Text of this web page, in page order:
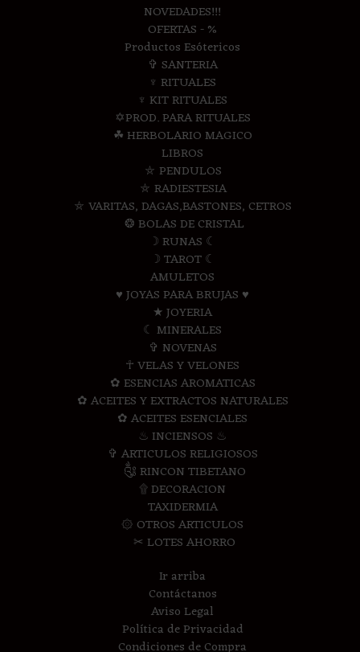
NOVEDADES!!!
OFERTAS - %
Productos Esótericos
✞ SANTERIA
♆ RITUALES
♆ KIT RITUALES
✡PROD. PARA RITUALES
☘ HERBOLARIO MAGICO
LIBROS
⛤ PENDULOS
⛤ RADIESTESIA
⛤ VARITAS, DAGAS,BASTONES, CETROS
❂ BOLAS DE CRISTAL
☽ RUNAS ☾
☽ TAROT ☾
AMULETOS
♥ JOYAS PARA BRUJAS ♥
★ JOYERIA
☾ MINERALES
✞ NOVENAS
☥ VELAS Y VELONES
✿ ESENCIAS AROMATICAS
✿ ACEITES Y EXTRACTOS NATURALES
✿ ACEITES ESENCIALES
♨ INCIENSOS ♨
✞ ARTICULOS RELIGIOSOS
༃ RINCON TIBETANO
۩ DECORACION
TAXIDERMIA
۞ OTROS ARTICULOS
✂ LOTES AHORRO
Ir arriba
Contáctanos
Aviso Legal
Política de Privacidad
Condiciones de Compra